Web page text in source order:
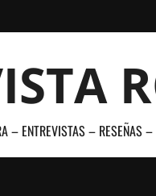
– ENTREVISTAS – RESEÑAS